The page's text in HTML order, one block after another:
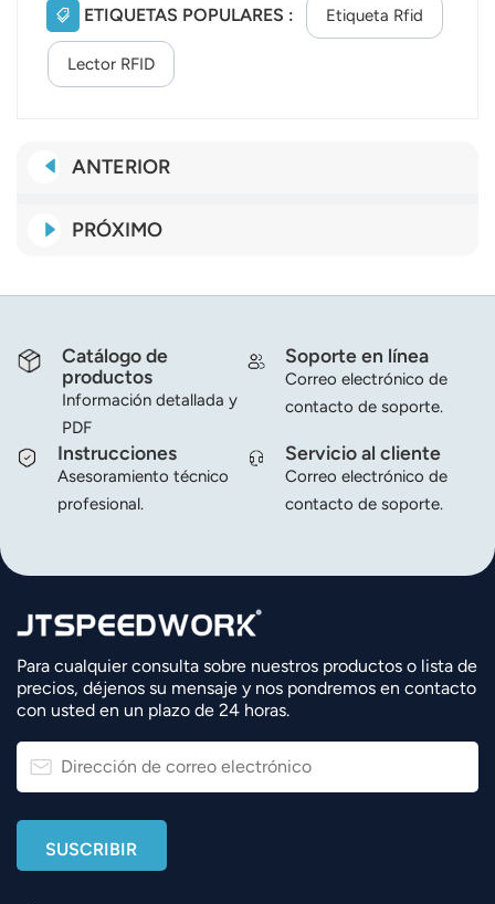
ETIQUETAS POPULARES : Etiqueta Rfid
Lector RFID
ANTERIOR
PRÓXIMO
Catálogo de
productos
Información detallada y
PDF
Soporte en línea
Correo electrónico de
contacto de soporte.
Instrucciones
Asesoramiento técnico
profesional.
Servicio al cliente
Correo electrónico de
contacto de soporte.
Para cualquier consulta sobre nuestros productos o lista de
precios, déjenos su mensaje y nos pondremos en contacto
con usted en un plazo de 24 horas.